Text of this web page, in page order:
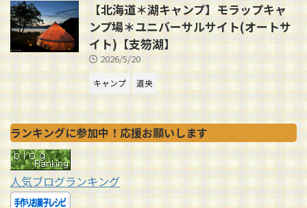
【北海道＊湖キャンプ】モラップキャ
ンプ場＊ユニバーサルサイト(オートサ
イト)【支笏湖】
2026/5/20
キャンプ 道央
ランキングに参加中！応援お願いします
人気ブログランキング